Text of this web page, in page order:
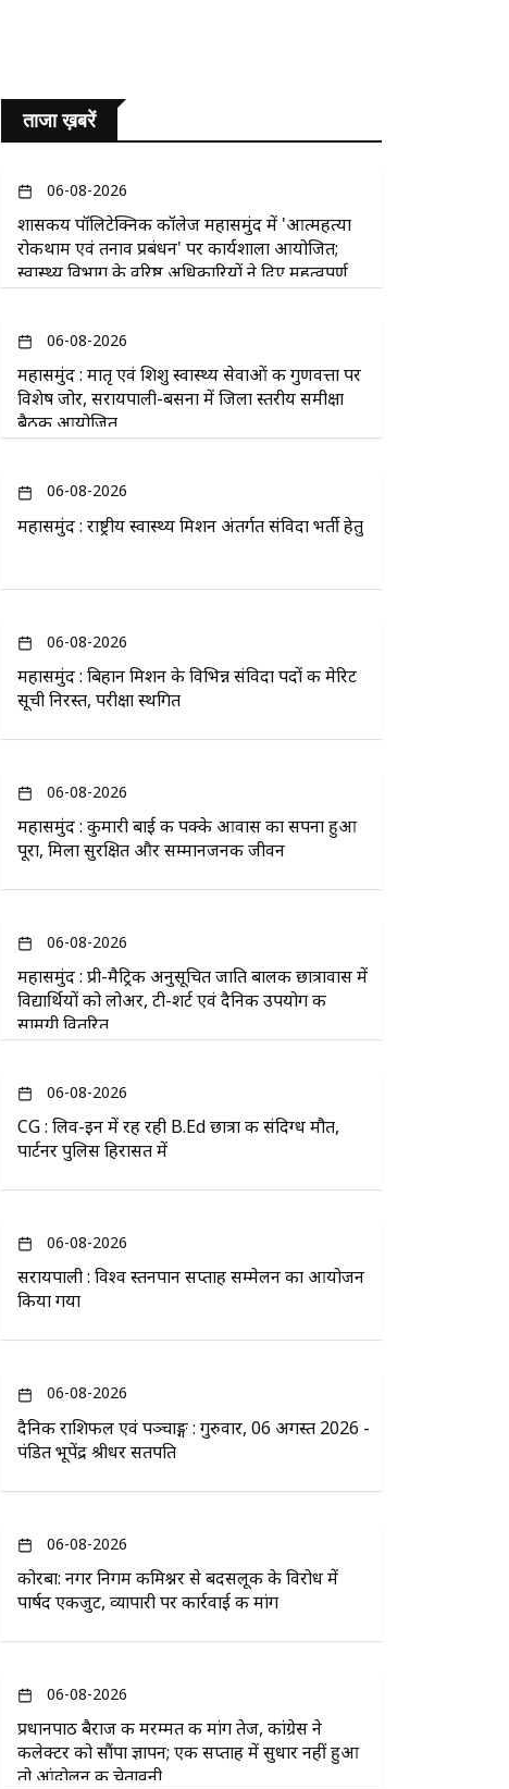
ताजा ख़बरें
06-08-2026
​शासकीय पॉलिटेक्निक कॉलेज महासमुंद में 'आत्महत्या
रोकथाम एवं तनाव प्रबंधन' पर कार्यशाला आयोजित;
स्वास्थ्य विभाग के वरिष्ठ अधिकारियों ने दिए महत्वपूर्ण
सुझाव
06-08-2026
महासमुंद : मातृ एवं शिशु स्वास्थ्य सेवाओं की गुणवत्ता पर
विशेष जोर, सरायपाली-बसना में जिला स्तरीय समीक्षा
बैठक आयोजित
06-08-2026
महासमुंद : राष्ट्रीय स्वास्थ्य मिशन अंतर्गत संविदा भर्ती हेतु
06-08-2026
महासमुंद : बिहान मिशन के विभिन्न संविदा पदों की मेरिट
सूची निरस्त, परीक्षा स्थगित
06-08-2026
महासमुंद : कुमारी बाई की पक्के आवास का सपना हुआ
पूरा, मिला सुरक्षित और सम्मानजनक जीवन
06-08-2026
महासमुंद : प्री-मैट्रिक अनुसूचित जाति बालक छात्रावास में
विद्यार्थियों को लोअर, टी-शर्ट एवं दैनिक उपयोग की
सामग्री वितरित
06-08-2026
CG : लिव-इन में रह रही B.Ed छात्रा की संदिग्ध मौत,
पार्टनर पुलिस हिरासत में
06-08-2026
सरायपाली : विश्व स्तनपान सप्ताह सम्मेलन का आयोजन
किया गया
06-08-2026
दैनिक राशिफल एवं पञ्चाङ्ग : गुरुवार, 06 अगस्त 2026 -
पंडित भूपेंद्र श्रीधर सतपति
06-08-2026
कोरबा: नगर निगम कमिश्नर से बदसलूकी के विरोध में
पार्षद एकजुट, व्यापारी पर कार्रवाई की मांग
06-08-2026
प्रधानपाठ बैराज की मरम्मत की मांग तेज, कांग्रेस ने
कलेक्टर को सौंपा ज्ञापन; एक सप्ताह में सुधार नहीं हुआ
तो आंदोलन की चेतावनी